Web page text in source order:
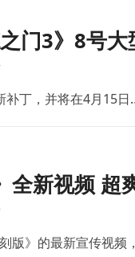
门3》8号
补丁，并将在4月15
全新视频 超
版》的最新宣传视频